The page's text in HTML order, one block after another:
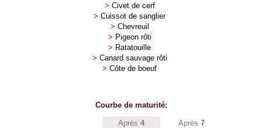
> Civet de cerf
> Cuissot de sanglier
> Chevreuil
> Pigeon rôti
> Ratatouille
> Canard sauvage rôti
> Côte de boeuf
Courbe de maturité:
Après 4
Après 7